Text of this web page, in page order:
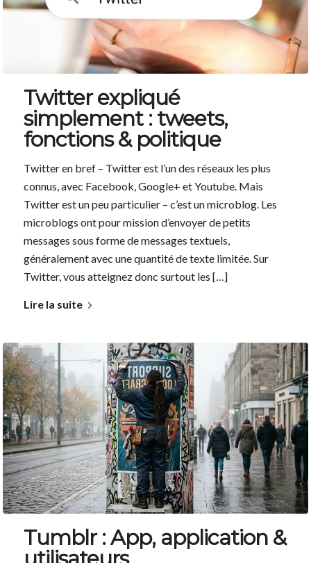
Twitter expliqué
simplement : tweets,
fonctions & politique
Twitter en bref – Twitter est l’un des réseaux les plus
connus, avec Facebook, Google+ et Youtube. Mais
Twitter est un peu particulier – c’est un microblog. Les
microblogs ont pour mission d’envoyer de petits
messages sous forme de messages textuels,
généralement avec une quantité de texte limitée. Sur
Twitter, vous atteignez donc surtout les […]
Lire la suite
Tumblr : App, application &